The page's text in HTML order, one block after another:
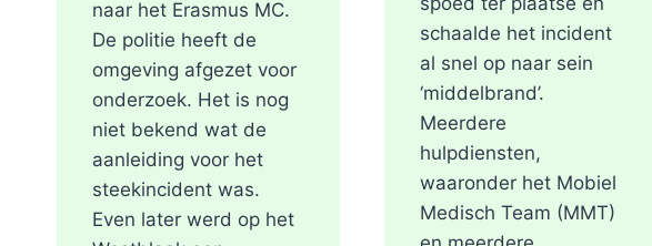
naar het Erasmus MC.
De politie heeft de
omgeving afgezet voor
onderzoek. Het is nog
niet bekend wat de
aanleiding voor het
steekincident was.
Even later werd op het
schaalde het incident
al snel op naar sein
‘middelbrand’.
Meerdere
hulpdiensten,
waaronder het Mobiel
Medisch Team (MMT)